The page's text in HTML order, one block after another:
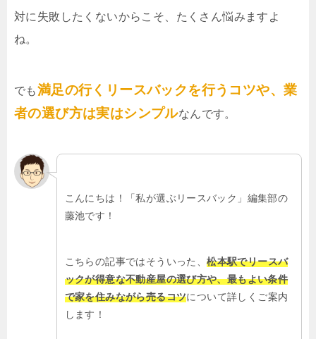
対に失敗したくないからこそ、たくさん悩みますよ
ね。
でも満足の行くリースバックを行うコツや、業
者の選び方は実はシンプルなんです。
こんにちは！「私が選ぶリースバック」編集部の
藤池です！
こちらの記事ではそういった、松本駅でリースバ
ックが得意な不動産屋の選び方や、最もよい条件
で家を住みながら売るコツについて詳しくご案内
します！